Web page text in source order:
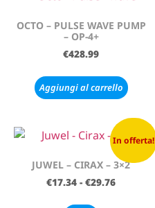
OCTO – PULSE WAVE PUMP
– OP-4+
€428.99
Aggiungi al carrello
In offerta!
JUWEL – CIRAX – 3×2
€17.34 - €29.76